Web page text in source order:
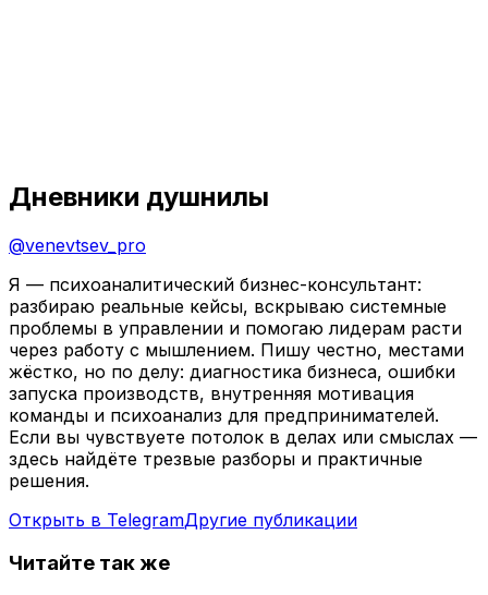
Дневники душнилы
@venevtsev_pro
Я — психоаналитический бизнес-консультант:
разбираю реальные кейсы, вскрываю системные
проблемы в управлении и помогаю лидерам расти
через работу с мышлением. Пишу честно, местами
жёстко, но по делу: диагностика бизнеса, ошибки
запуска производств, внутренняя мотивация
команды и психоанализ для предпринимателей.
Если вы чувствуете потолок в делах или смыслах —
здесь найдёте трезвые разборы и практичные
решения.
Открыть в TelegramДругие публикации
Читайте так же